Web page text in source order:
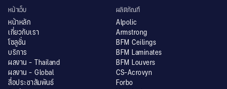
หน้าเว็บ
หน้าหลัก
เกี่ยวกับเรา
โซลูชั่น
บริการ
ผลงาน - Thailand
ผลงาน - Global
สื่อประชาสัมพันธ์
ผลิตภัณฑ์
Alpolic
Armstrong
BFM Ceilings
BFM Laminates
BFM Louvers
CS-Acrovyn
Forbo